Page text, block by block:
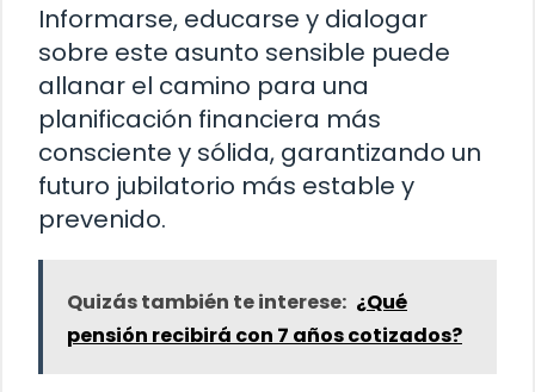
Informarse, educarse y dialogar
sobre este asunto sensible puede
allanar el camino para una
planificación financiera más
consciente y sólida, garantizando un
futuro jubilatorio más estable y
prevenido.
Quizás también te interese: ¿Qué
pensión recibirá con 7 años cotizados?